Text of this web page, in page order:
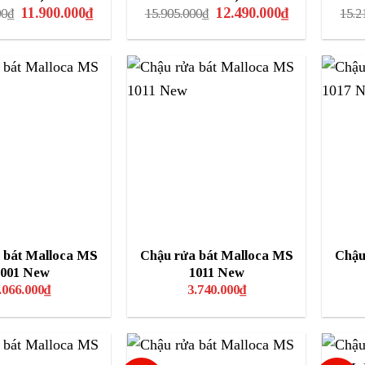
₫ Giá
là:
11.900.000₫Giá
hiện
tại
11.900.000₫.
15.905.000₫ Giá
là:
12.490.000₫Giá
hiện
tại
12.490.000₫.
bát Malloca MS
New
₫
Chậu rửa bát Malloca MS
1011 New
3.740.000₫